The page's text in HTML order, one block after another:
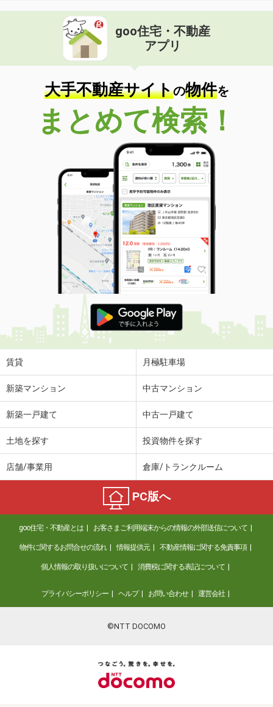
goo住宅・不動産
アプリ
大手不動産サイトの物件を
まとめて検索！
賃貸 月極駐車場
新築マンション 中古マンション
新築一戸建て 中古一戸建て
土地を探す 投資物件を探す
店舗/事業用 倉庫/トランクルーム
PC版へ
goo住宅・不動産とは お客さまご利用端末からの情報の外部送信について
物件に関するお問合せの流れ 情報提供元 不動産情報に関する免責事項
個人情報の取り扱いについて 消費税に関する表記について
プライバシーポリシー ヘルプ お問い合わせ 運営会社
©NTT DOCOMO